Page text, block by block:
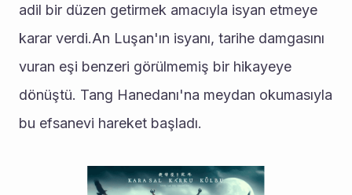
adil bir düzen getirmek amacıyla isyan etmeye
karar verdi.An Luşan'ın isyanı, tarihe damgasını
vuran eşi benzeri görülmemiş bir hikayeye
dönüştü. Tang Hanedanı'na meydan okumasıyla
bu efsanevi hareket başladı.